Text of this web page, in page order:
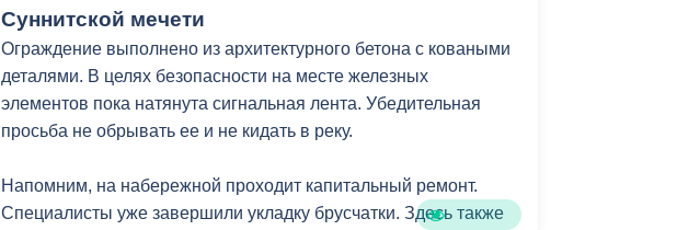
Суннитской мечети
Ограждение выполнено из архитектурного бетона с коваными
деталями. В целях безопасности на месте железных
элементов пока натянута сигнальная лента. Убедительная
просьба не обрывать ее и не кидать в реку.
Напомним, на набережной проходит капитальный ремонт.
Специалисты уже завершили укладку брусчатки. Здесь также